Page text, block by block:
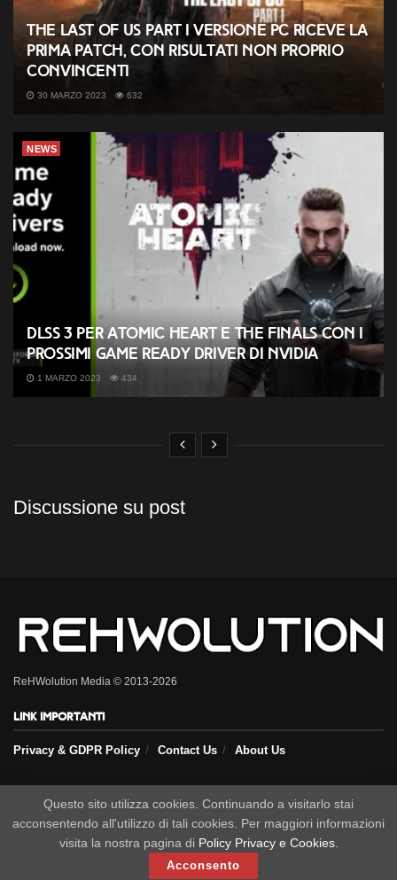
The Last of Us Part I versione PC riceve la
prima patch, con risultati non proprio
convincenti
30 MARZO 2023 632
NEWS
DLSS 3 per Atomic Heart e THE FINALS con i
prossimi Game Ready Driver di NVIDIA
1 MARZO 2023 434
Discussione su post
ReHWolution Media © 2013-2026
Link importanti
Privacy & GDPR Policy Contact Us About Us
Seguici sui nostri social
Questo sito utilizza cookies. Continuando a visitarlo stai
acconsentendo all'utilizzo di tali cookies. Per maggiori informazioni
visita la nostra pagina di Policy Privacy e Cookies.
Acconsento